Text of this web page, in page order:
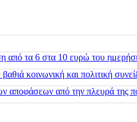
από τα 6 στα 10 ευρώ του
κοινωνική και πολιτική
αποφάσεων από την πλευρά της